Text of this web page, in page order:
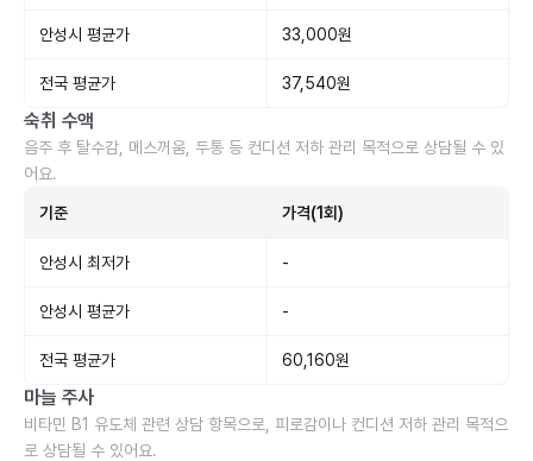
안성시 평균가 33,000원
전국 평균가 37,540원
숙취 수액
음주 후 탈수감, 메스꺼움, 두통 등 컨디션 저하 관리 목적으로 상담될 수 있
어요.
기준 가격(1회)
안성시 최저가 -
안성시 평균가 -
전국 평균가 60,160원
마늘 주사
비타민 B1 유도체 관련 상담 항목으로, 피로감이나 컨디션 저하 관리 목적으
로 상담될 수 있어요.